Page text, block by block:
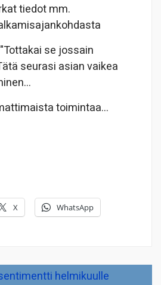
tiedot mm.
se jossain
seurasi asian vaikea
toimintaa…
X WhatsApp
helmikuulle